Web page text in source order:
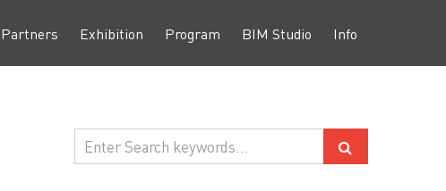
Partners Exhibition Program BIM Studio Info